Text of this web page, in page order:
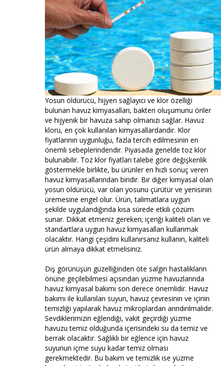
Yosun öldürücü, hijyen sağlayıcı ve klor özelliği
bulunan havuz kimyasalları, bakteri oluşumunu önler
ve hijyenik bir havuza sahip olmanızı sağlar. Havuz
kloru, en çok kullanılan kimyasallardandır. Klor
fiyatlarının uygunluğu, fazla tercih edilmesinin en
önemli sebeplerindendir. Piyasada genelde toz klor
bulunabilir. Toz klor fiyatları talebe göre değişkenlik
göstermekle birlikte, bu ürünler en hızlı sonuç veren
havuz kimyasallarından biridir. Bir diğer kimyasal olan
yosun öldürücü, var olan yosunu çürütür ve yenisinin
üremesine engel olur. Ürün, talimatlara uygun
şekilde uygulandığında kısa sürede etkili çözüm
sunar. Dikkat etmeniz gereken; içeriği kaliteli olan ve
standartlara uygun havuz kimyasalları kullanmak
olacaktır. Hangi çeşidini kullanırsanız kullanın, kaliteli
ürün almaya dikkat etmelisiniz.
Dış görünüşün güzelliğinden öte salgın hastalıkların
önüne geçilebilmesi açısından yüzme havuzlarında
havuz kimyasal bakımı son derece önemlidir. Havuz
bakımı ile kullanılan suyun, havuz çevresinin ve içinin
temizliği yapılarak havuz mikroplardan arındırılmalıdır.
Sevdiklerimizin eğlendiği, vakit geçirdiği yüzme
havuzu temiz olduğunda içerisindeki su da temiz ve
berrak olacaktır. Sağlıklı bir eğlence için havuz
suyunun içme suyu kadar temiz olması
gerekmektedir. Bu bakım ve temizlik ise yüzme